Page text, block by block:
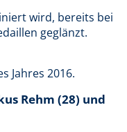
wird, bereits bei
geglänzt.
Jahres 2016.
Rehm (28) und